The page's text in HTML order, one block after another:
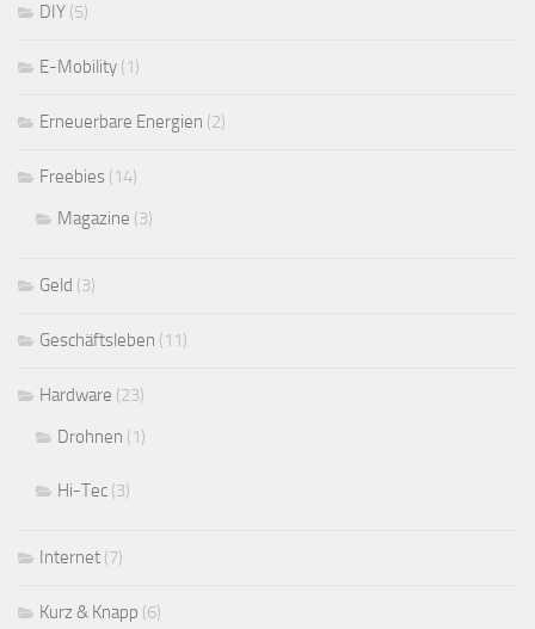
DIY (5)
E-Mobility (1)
Erneuerbare Energien (2)
Freebies (14)
Magazine (3)
Geld (3)
Geschäftsleben (11)
Hardware (23)
Drohnen (1)
Hi-Tec (3)
Internet (7)
Kurz & Knapp (6)